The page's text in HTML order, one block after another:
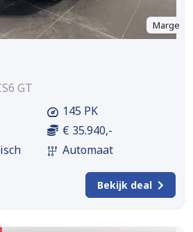
Marge
GT
145 PK
€ 35.940,-
Automaat
Bekijk deal